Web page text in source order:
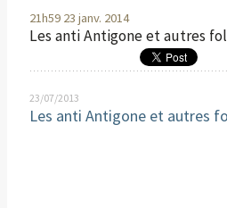
21h59 23 janv. 2014
Les anti Antigone et autres
23/07/2013
Les anti Antigone et autres